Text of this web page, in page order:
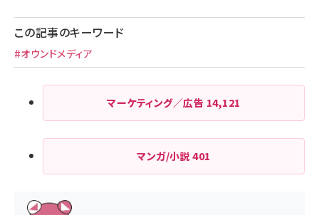
り
この記事のキーワード
#オウンドメディア
マーケティング／広告 14,121
マンガ/小説401